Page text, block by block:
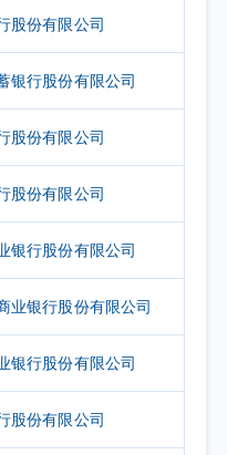
股份有限公司
银行股份有限公司
股份有限公司
股份有限公司
银行股份有限公司
业银行股份有限公司
银行股份有限公司
股份有限公司